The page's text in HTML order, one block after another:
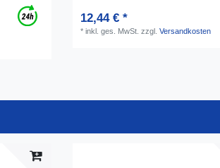
12,44 € *
*inkl. ges. MwSt. zzgl.Versandkosten